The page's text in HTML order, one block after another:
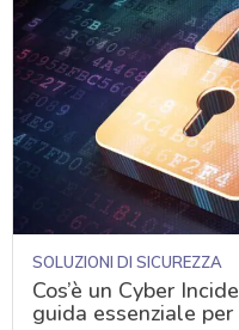
SOLUZIONI DI SICUREZZA
Cos’è un Cyber
guida essenziale